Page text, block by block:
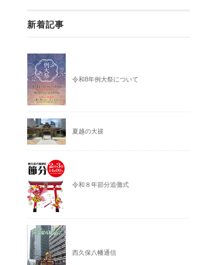
新着記事
令和8年例大祭について
夏越の大祓
令和８年節分追儺式
西久保八幡通信